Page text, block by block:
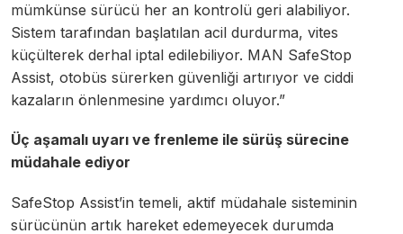
mümkünse sürücü her an kontrolü geri alabiliyor.
Sistem tarafından başlatılan acil durdurma, vites
küçülterek derhal iptal edilebiliyor. MAN SafeStop
Assist, otobüs sürerken güvenliği artırıyor ve ciddi
kazaların önlenmesine yardımcı oluyor.”
Üç aşamalı uyarı ve frenleme ile sürüş sürecine
müdahale ediyor
SafeStop Assist’in temeli, aktif müdahale sisteminin
sürücünün artık hareket edemeyecek durumda